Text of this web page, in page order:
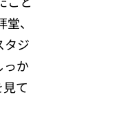
、
タジ
っか
て